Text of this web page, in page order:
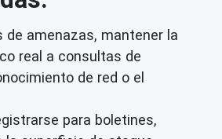
amenazas, mantener la
real a consultas de
de red o el
para boletines,